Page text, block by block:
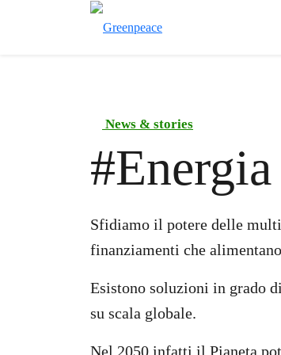
News & stories
#Energia
Sfidiamo il potere delle
finanziamenti che
Esistono soluzioni in grado
su scala globale.
Nel 2050 infatti il Pianeta